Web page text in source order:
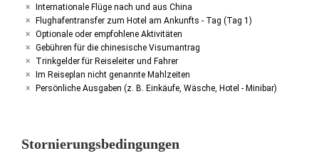
Internationale Flüge nach und aus China
Flughafentransfer zum Hotel am Ankunfts - Tag (Tag 1)
Optionale oder empfohlene Aktivitäten
Gebühren für die chinesische Visumantrag
Trinkgelder für Reiseleiter und Fahrer
Im Reiseplan nicht genannte Mahlzeiten
Persönliche Ausgaben (z. B. Einkäufe, Wäsche, Hotel - Minibar)
Stornierungsbedingungen